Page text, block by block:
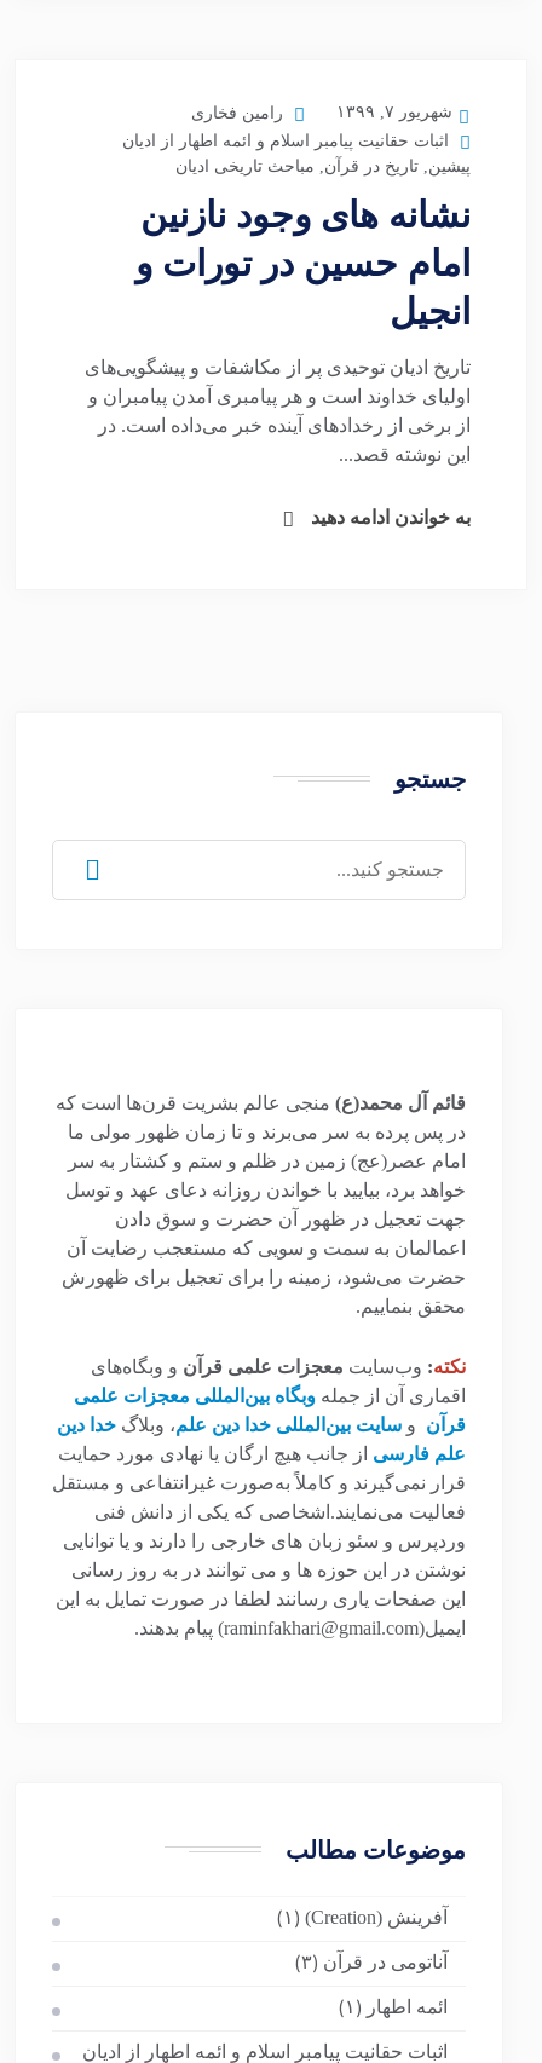
شهریور ۷, ۱۳۹۹
رامین فخاری
اثبات حقانیت پیامبر اسلام و ائمه اطهار از ادیان
پیشین, تاریخ در قرآن, مباحث تاریخی ادیان
نشانه های وجود نازنین
امام حسین در تورات و
انجیل
تاریخ ادیان توحیدی پر از مکاشفات و پیشگویی‌های
اولیای خداوند است و هر پیامبری آمدن پیامبران و
از برخی از رخدادهای آینده خبر می‌داده است. در
این نوشته قصد...
به خواندن ادامه دهید
جستجو
برای:
قائم آل محمد(ع) منجی عالم بشریت قرن‌ها است که
در پس پرده به سر می‌برند و تا زمان ظهور مولی ما
امام عصر(عج) زمین در ظلم و ستم و کشتار به سر
خواهد برد، بیایید با خواندن روزانه دعای عهد و توسل
جهت تعجیل در ظهور آن حضرت و سوق دادن
اعمالمان به سمت و سویی که مستعجب رضایت آن
حضرت می‌شود، زمینه را برای تعجیل برای ظهورش
محقق بنماییم.
نکته: وب‌سایت معجزات علمی قرآن و وبگاه‌های
اقماری آن از جمله وبگاه بین‌المللی معجزات علمی
قرآن و سایت بین‌المللی خدا دین علم، وبلاگ خدا دین
علم فارسی از جانب هیچ ارگان یا نهادی مورد حمایت
قرار نمی‌گیرند و کاملاً به‌صورت غیرانتفاعی و مستقل
فعالیت می‌نمایند.اشخاصی که یکی از دانش فنی
وردپرس و سئو زبان های خارجی را دارند و یا توانایی
نوشتن در این حوزه ها و می توانند در به روز رسانی
این صفحات یاری رسانند لطفا در صورت تمایل به این
ایمیل(raminfakhari@gmail.com) پیام بدهند.
موضوعات مطالب
آفرینش (Creation) (۱)
آناتومی در قرآن (۳)
ائمه اطهار (۱)
اثبات حقانیت پیامبر اسلام و ائمه اطهار از ادیان